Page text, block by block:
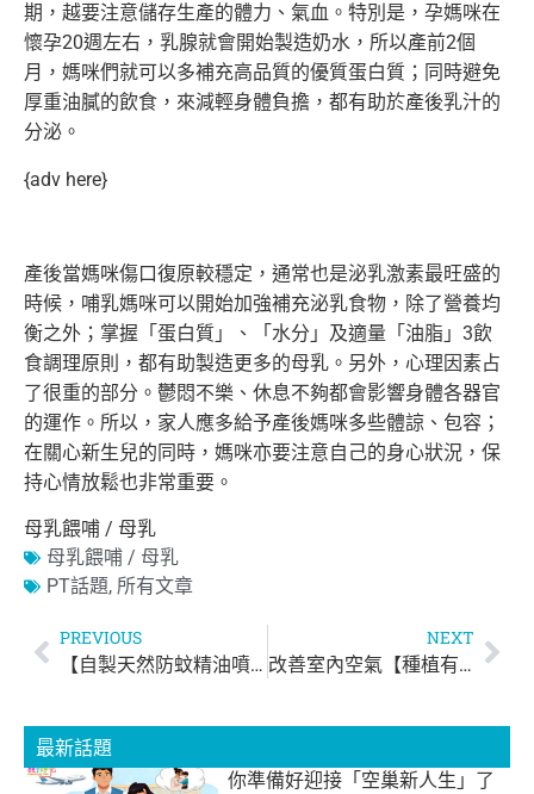
期， 越要注意儲存生產的體力、氣血。特別是，孕媽咪在
懷孕20週左右 ，乳腺就會開始製造奶水，所以產前2個
月， 媽咪們就可以多補充高品質的優質蛋白質； 同時避免
厚重油膩的飲食，來減輕身體負擔， 都有助於產後乳汁的
分泌。
{adv here}
產後當媽咪傷口復原較穩定，通常也是泌乳激素最旺盛的
時候， 哺乳媽咪可以開始加強補充泌乳食物，除了營養均
衡之外；掌握「 蛋白質」、「水分」及適量「油脂」3飲
食調理原則， 都有助製造更多的母乳。另外，心理因素占
了很重的部分。 鬱悶不樂、休息不夠都會影響身體各器官
的運作。所以， 家人應多給予產後媽咪多些體諒、包容；
在關心新生兒的同時， 媽咪亦要注意自己的身心狀況，保
持心情放鬆也非常重要。
母乳餵哺 / 母乳
母乳餵哺 / 母乳
PT話題, 所有文章
PREVIOUS
【自製天然防蚊精油噴霧】
NEXT
改善室內空氣【種植有效淨化空氣的植物】
最新話題
你準備好迎接「空巢新人生」了